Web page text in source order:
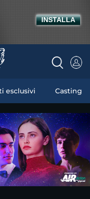
esclusivi Casting
INSTALLA